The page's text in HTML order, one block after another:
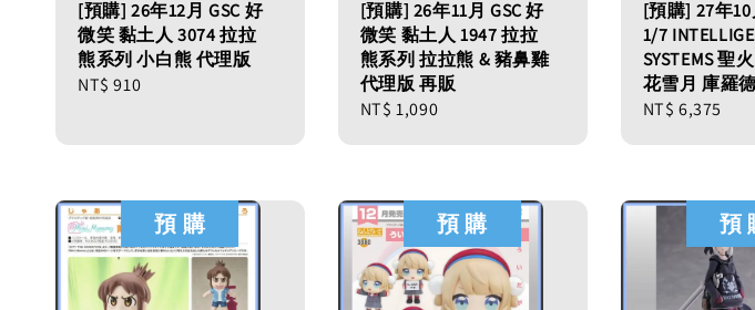
[預購] 26年12月 GSC 好
微笑 黏土人 3074 拉拉
熊系列 小白熊 代理版
Regular
NT$ 910
[預購] 26年11月 GSC 好
微笑 黏土人 1947 拉拉
熊系列 拉拉熊 & 豬鼻雞
代理版 再販
Regular
NT$ 1,090
[預購] 27年10
1/7
SYSTEMS 聖
花雪月 庫羅
Regular
NT$ 6,375
預 購 預 購 預